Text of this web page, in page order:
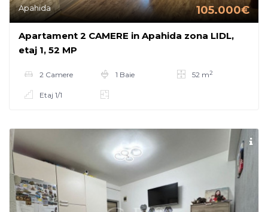
Apahida 105.000€
Apartament 2 CAMERE in Apahida zona LIDL,
etaj 1, 52 MP
2 Camere 1 Baie 52 m2
Etaj 1/1